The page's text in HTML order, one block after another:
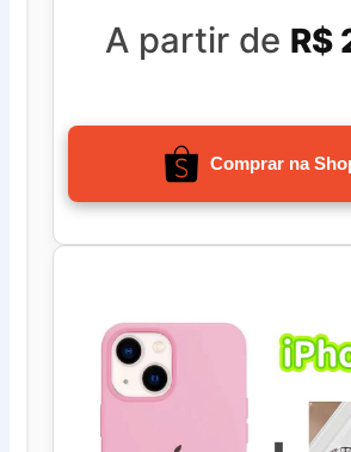
A partir de R$
Comprar na